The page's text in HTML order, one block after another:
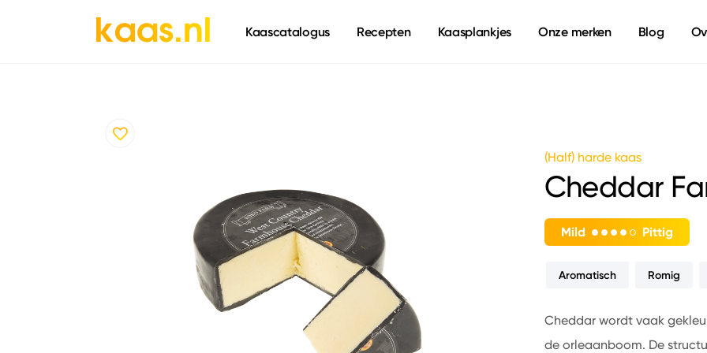
Kaascatalogus Recepten Kaasplankjes Onze merken Blog
(Half) harde kaas
Cheddar
Mild Pittig
Aromatisch Romig
Cheddar wordt vaak
de orleaanboom. De